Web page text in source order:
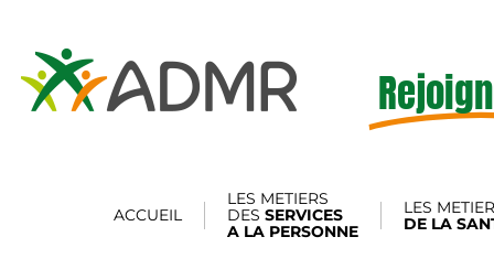
ACCUEIL
LES METIERS
DES SERVICES
A LA PERSONNE
LES
DE LA